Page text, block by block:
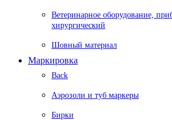
Ветеринарное оборудование,
хирургический
Шовный материал
Маркировка
Back
Аэрозоли и туб маркеры
Бирки